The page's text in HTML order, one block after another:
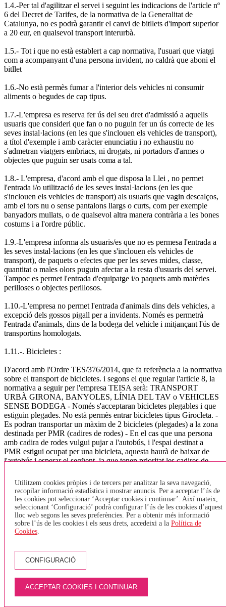
1.4.-Per tal d'agilitzar el servei i seguint les indicacions de l'article nº
6 del Decret de Tarifes, de la normativa de la Generalitat de
Catalunya, no es podrà garantir el canvi de bitllets d'import superior
a 20 eur, en qualsevol transport interurbà.
1.5.- Tot i que no està establert a cap normativa, l'usuari que viatgi
com a acompanyant d'una persona invident, no caldrà que aboni el
bitllet
1.6.-No està permès fumar a l'interior dels vehicles ni consumir
aliments o begudes de cap tipus.
1.7.-L'empresa es reserva fer ús del seu dret d'admissió a aquells
usuaris que consideri que fan o no puguin fer un ús correcte de les
seves instal·lacions (en les que s'inclouen els vehicles de transport),
a títol d'exemple i amb caràcter enunciatiu i no exhaustiu no
s'admetran viatgers embriacs, ni drogats, ni portadors d'armes o
objectes que puguin ser usats coma a tal.
1.8.- L'empresa, d'acord amb el que disposa la Llei , no permet
l'entrada i/o utilització de les seves instal·lacions (en les que
s'inclouen els vehicles de transport) als usuaris que vagin descalços,
amb el tors nu o sense pantalons llargs o curts, com per exemple
banyadors mullats, o de qualsevol altra manera contrària a les bones
costums i a l'ordre públic.
1.9.-L'empresa informa als usuaris/es que no es permesa l'entrada a
les seves instal·lacions (en les que s'inclouen els vehicles de
transport), de paquets o efectes que per les seves mides, classe,
quantitat o males olors puguin afectar a la resta d'usuaris del servei.
Tampoc es permet l'entrada d'equipatge i/o paquets amb matèries
perilloses o objectes perillosos.
1.10.-L'empresa no permet l'entrada d'animals dins dels vehicles, a
excepció dels gossos pigall per a invidents. Només es permetrà
l'entrada d'animals, dins de la bodega del vehicle i mitjançant l'ús de
transportins homologats.
1.11.-. Bicicletes :
D'acord amb l'Ordre TES/376/2014, que fa referència a la normativa
sobre el transport de bicicletes. i segons el que regular l'article 8, la
normativa a seguir per l'empresa TEISA serà: TRANSPORT
URBÀ GIRONA, BANYOLES, LÍNIA DEL TAV o VEHICLES
SENSE BODEGA - Només s'acceptaran bicicletes plegables i que
estiguin plegades. No està permès entrar bicicletes tipus Girocleta. -
Es podran transportar un màxim de 2 bicicletes (plegades) a la zona
destinada per PMR (cadires de rodes) - En el cas que una persona
amb cadira de rodes vulgui pujar a l'autobús, i l'espai destinat a
PMR estigui ocupat per una bicicleta, aquesta haurà de baixar de
l'autobús i esperar el següent, ja que tenen prioritat les cadires de
no hauran de pagar per pujar la bicicleta. TRANSPORT
INTERURBÀ - Les bicicletes aniran sempre a la bodega, aquestes
hauran de tenir un estat de neteja correcte i en cap cas s'acceptaran
quan estiguin brutes (fang, greix,..). - El nombre de bicicletes que es
pot admetre en cada vehicle estarà condicionat a l'espai disponible
en funció de les dimensions del vehicle, per al vehicles de més de 45
places s'ha fixat un màxim de 2 bicicletes per autocar, doncs s'ha de
5 bicicletes) - El passatger que transporti una bicicleta a bord del
vehicle serà responsable dels danys i perjudicis que aquesta pugui
produir a altres passatgers, als seus equipatges i al mateix vehicle. -
Només es podran carregar bicicletes a les parades on es pugui aturar
i realitzar la parada amb total seguretat tant pels usuaris de l'autocar
com pels de la via. Això vol dir en aquelles parades amb apartador
Utilitzem cookies pròpies i de tercers per analitzar la seva navegació,
recopilar informació estadística i mostrar anuncis. Per a acceptar l’ús de
les cookies pot seleccionar ‘Acceptar cookies i continuar’. Així mateix,
seleccionant ‘Configuració’ podrà configurar l’ús de les cookies d’aquest
lloc web segons les seves preferències. Per a obtenir més informació
sobre l’ús de les cookies i els seus drets, accedeixi a la Política de
Cookies.
CONFIGURACIÓ
ACCEPTAR COOKIES I CONTINUAR